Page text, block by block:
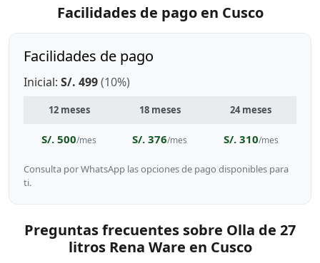
Facilidades de pago en Cusco
Facilidades de pago
Inicial: S/. 499(10%)
12 meses 18 meses 24 meses
S/. 500/mes S/. 376/mes S/. 310/mes
Consulta por WhatsApp las opciones de pago disponibles para
ti.
Preguntas frecuentes sobre Olla de 27
litros Rena Ware en Cusco